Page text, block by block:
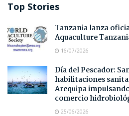
Top Stories
Tanzania lanza
Aquaculture
16/07/2026
Día del Pescador:
habilitaciones
Arequipa
comercio
25/06/2026